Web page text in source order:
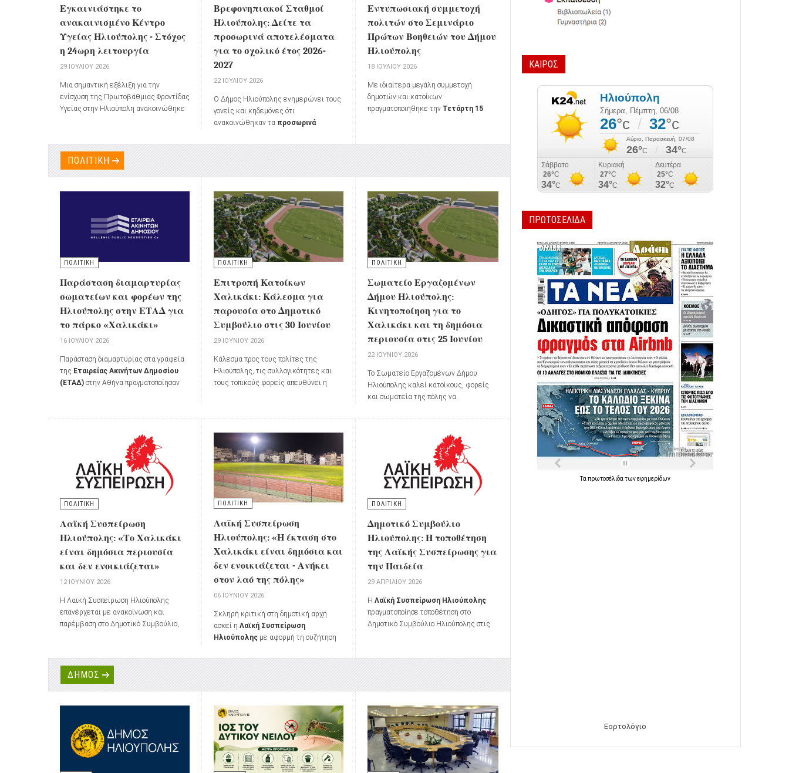
Εγκαινιάστηκε το
ανακαινισμένο Κέντρο
Υγείας Ηλιούπολης - Στόχος
η 24ωρη λειτουργία
29 ΙΟΥΛΊΟΥ 2026
Μια σημαντική εξέλιξη για την
ενίσχυση της Πρωτοβάθμιας Φροντίδας
Υγείας στην Ηλιούπολη ανακοινώθηκε
Ηλιούπολης (πρώην ΙΚΑ), καθώς,
σύμφωνα με όσα ανακοινώθηκαν, το
μετατραπεί σεΚέντρο Υγείας 24ωρης
λειτουργίας εντός του 2026.
Βρεφονηπιακοί Σταθμοί
Ηλιούπολης: Δείτε τα
προσωρινά αποτελέσματα
για το σχολικό έτος 2026-
2027
22 ΙΟΥΛΊΟΥ 2026
Ο Δήμος Ηλιούπολης ενημερώνει τους
γονείς και κηδεμόνες ότι
ανακοινώθηκαν τα προσωρινά
αιτήσεων εγγραφήςβρεφών και
Εντυπωσιακή συμμετοχή
πολιτών στο Σεμινάριο
Πρώτων Βοηθειών του Δήμου
Ηλιούπολης
18 ΙΟΥΛΊΟΥ 2026
Με ιδιαίτερα μεγάλη συμμετοχή
δημοτών και κατοίκων
πραγματοποιήθηκε την Τετάρτη 15
τοΣεμινάριο Πρώτων Βοηθειών και
την εκπαίδευση και την ενίσχυση της
ετοιμότητας των πολιτών απέναντι σε
κρίσιμα περιστατικά της
καθημερινότητας.
ΠΟΛΙΤΙΚΗ
ΠΟΛΙΤΙΚΗ
Παράσταση διαμαρτυρίας
σωματείων και φορέων της
Ηλιούπολης στην ΕΤΑΔ για
το πάρκο «Χαλικάκι»
16 ΙΟΥΛΊΟΥ 2026
Παράσταση διαμαρτυρίας στα γραφεία
της Εταιρείας Ακινήτων Δημοσίου
(ΕΤΑΔ) στην Αθήνα πραγματοποίησαν
της Ηλιούπολης, μαζί με κατοίκους της
στην απαίτηση καταβολής
ανταλλάγματος για τη χρήση δημοσίων
εκτάσεων από τον Δήμο Ηλιούπολης στο
πάρκο«Χαλικάκι».
ΠΟΛΙΤΙΚΗ
Επιτροπή Κατοίκων
Χαλικάκι: Κάλεσμα για
παρουσία στο Δημοτικό
Συμβούλιο στις 30 Ιουνίου
29 ΙΟΥΝΊΟΥ 2026
Κάλεσμα προς τους πολίτες της
Ηλιούπολης, τις συλλογικότητες και
τους τοπικούς φορείς απευθύνει η
συνεδρίαση του Δημοτικού Συμβουλίου
ΠΟΛΙΤΙΚΗ
Σωματείο Εργαζομένων
Δήμου Ηλιούπολης:
Κινητοποίηση για το
Χαλικάκι και τη δημόσια
περιουσία στις 25 Ιουνίου
22 ΙΟΥΝΊΟΥ 2026
Το Σωματείο Εργαζομένων Δήμου
Ηλιούπολης καλεί κατοίκους, φορείς
και σωματεία της πόλης να
πραγματοποιηθεί τηνΠέμπτη 25
Δημόσια Περιουσία δεν πωλείται
ούτε ενοικιάζεται»
ΠΟΛΙΤΙΚΗ
Λαϊκή Συσπείρωση
Ηλιούπολης: «Το Χαλικάκι
είναι δημόσια περιουσία
και δεν ενοικιάζεται»
12 ΙΟΥΝΊΟΥ 2026
Η Λαϊκή Συσπείρωση Ηλιούπολης
επανέρχεται με ανακοίνωση και
παρέμβαση στο Δημοτικό Συμβούλιο,
παραχώρηση της έκτασης στο Χαλικάκι
από την ΕΤΑΔ προς τον Δήμο με
καταβολή μισθώματος.
ΠΟΛΙΤΙΚΗ
Λαϊκή Συσπείρωση
Ηλιούπολης: «Η έκταση στο
Χαλικάκι είναι δημόσια και
δεν ενοικιάζεται - Ανήκει
στον λαό της πόλης»
06 ΙΟΥΝΊΟΥ 2026
Σκληρή κριτική στη δημοτική αρχή
ασκεί ηΛαϊκή Συσπείρωση
Ηλιούπολης με αφορμή τη συζήτηση
Ιουνίου για την αποδοχή ή μη της
ΠΟΛΙΤΙΚΗ
Δημοτικό Συμβούλιο
Ηλιούπολης: Η τοποθέτηση
της Λαϊκής Συσπείρωσης για
την Παιδεία
29 ΑΠΡΙΛΊΟΥ 2026
ΗΛαϊκή Συσπείρωση Ηλιούπολης
πραγματοποίησε τοποθέτηση στο
Δημοτικό Συμβούλιο Ηλιούπολης στις
ΔΗΜΟΣ
ΚΑΙΡΟΣ
ΠΡΩΤΟΣΕΛΙΔΑ
Ταπρωτοσέλιδατωνεφημερίδων
Εορτολόγιο